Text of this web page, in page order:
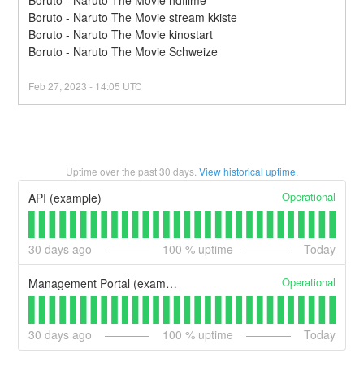
Boruto - Naruto The Movie stream kkiste
Boruto - Naruto The Movie kinostart
Boruto - Naruto The Movie Schweize
Feb27 ,2023 - 14:05 UTC
Uptime over the past30 days. View historical uptime.
API (example) Operational
30 days ago 100 % uptime Today
Management Portal (example) Operational
30 days ago 100 % uptime Today